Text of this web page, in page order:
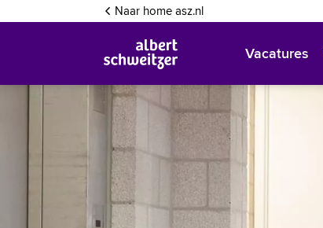
Naar home asz.nl
Vacatures
Inloggen